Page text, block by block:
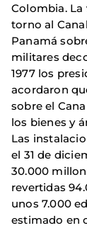
Colombia.
torno al
Panamá
militares
1977 los
acordaron
sobre el
los bienes y
Las
el 31 de
30.000
revertidas
unos 7.000
estimado en